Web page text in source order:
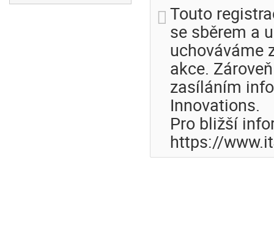
Touto
se sběrem a
uchováváme
akce.
zasíláním
Innovations.
Pro bližší
https://